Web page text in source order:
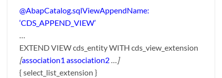
@AbapCatalog.sqlViewAppendName:
‘CDS_APPEND_VIEW’
…
EXTEND VIEW cds_entity WITH cds_view_extension
[association1 association2…]
{ select_list_extension }